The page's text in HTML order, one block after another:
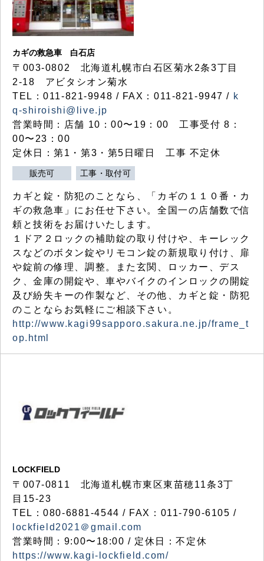
カギの救急車 白石店
〒003-0802 北海道札幌市白石区菊水2条3丁目
2-18 アビタシオン菊水
TEL：011-821-9948 / FAX：011-821-9947 / k
q-shiroishi@live.jp
営業時間：店舗 10：00〜19：00 工事受付 8：
00〜23：00
定休日：第1・第3・第5日曜日 工事 不定休
販売可 工事・取付可
カギと錠・防犯のことなら、「カギの１１０番・カ
ギの救急車」にお任せ下さい。全国一の店舗数で信
頼と技術をお届けいたします。
１ドア２ロックの補助錠の取り付けや、キーレック
スなどのボタン錠やリモコン錠の新規取り付け、扉
や錠前の修理、調整。また玄関、ロッカー、デス
ク、金庫の開錠や、車やバイクのインロックの開錠
及び紛失キーの作製など、その他、カギと錠・防犯
のことならお気軽にご相談下さい。
http://www.kagi99sapporo.sakura.ne.jp/frame_t
op.html
LOCKFIELD
〒007-0811 北海道札幌市東区東苗穂11条3丁
目15-23
TEL：080-6881-4544 / FAX：011-790-6105 /
lockfield2021＠gmail.com
営業時間：9:00〜18:00 / 定休日：不定休
https://www.kagi-lockfield.com/